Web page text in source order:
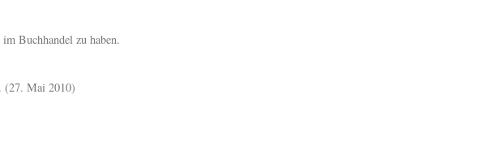
Buchhandel zu haben.
(27. Mai 2010)